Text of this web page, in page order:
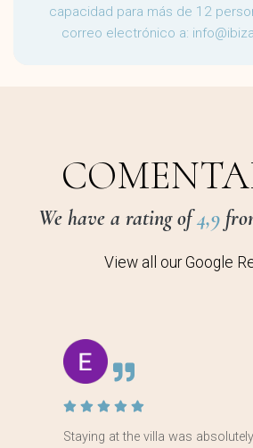
capacidad para más de 12
correo electrónico a:
We have a rating of4,9
View all our Google
Staying at the villa was